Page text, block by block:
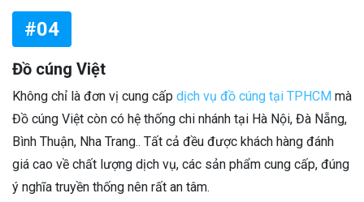
#04
Đồ cúng Việt
Không chỉ là đơn vị cung cấp dịch vụ đồ cúng tại TPHCM mà
Đồ cúng Việt còn có hệ thống chi nhánh tại Hà Nội, Đà Nẵng,
Bình Thuận, Nha Trang.. Tất cả đều được khách hàng đánh
giá cao về chất lượng dịch vụ, các sản phẩm cung cấp, đúng
ý nghĩa truyền thống nên rất an tâm.